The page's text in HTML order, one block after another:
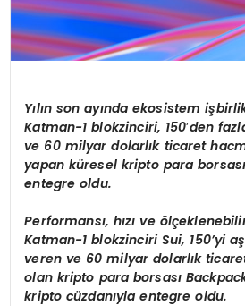
Yılın son ayında ekosistem
Katman-1 blokzinciri, 150’den
ve 60 milyar dolarlık ticaret
yapan küresel kripto para
entegre oldu.
Performansı, hızıve ö
Katman-1 blokzinciri Sui, 150’yi
veren ve 60 milyar dolarlık
olan kripto para borsası
kripto cüzdanıyla entegre oldu.